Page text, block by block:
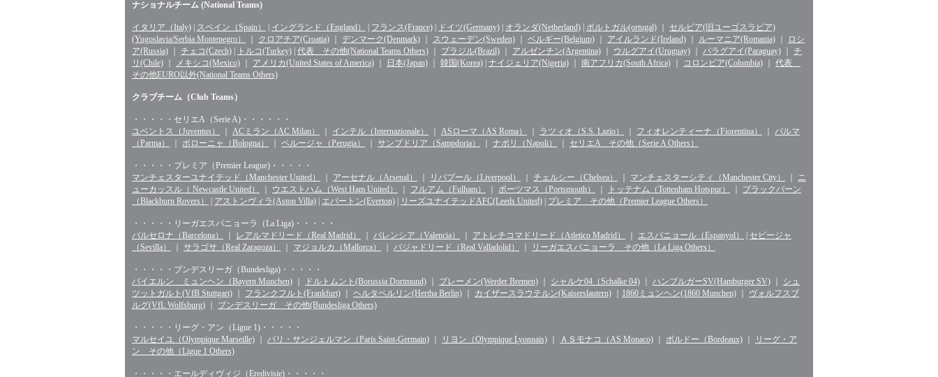
ナショナルチーム (National Teams)
イタリア（Italy) スペイン（Spain） イングランド（England） フランス(France) ドイツ(Germany) オランダ(Netherland) ポルトガル(ortugal)
セルビア(旧ユーゴスラビア)
(Yugoslavia/Serbia Montenegro）
クロアチア(Croatia) デンマーク(Denmark) スウェーデン(Sweden) ベルギー(Belgium) アイルランド(Ireland) ルーマニア(Romania)
ロシ
ア(Russia)
チェコ(Czech) トルコ(Turkey) 代表 その他(National Teams Others) ブラジル(Brazil) アルゼンチン(Argentina) ウルグアイ(Uruguay) パラグアイ(Paraguay)
チ
リ(Chile)
メキシコ(Mexico) アメリカ(United States of America) 日本(Japan) 韓国(Korea) ナイジェリア(Nigeria) 南アフリカ(South Africa) コロンビア(Columbia)
代表
その他EURO以外(National Teams Others)
クラブチーム（Club Teams）
・・・・・セリエA（Serie A)・・・・・・
ユベントス（Juventus）
ACミラン（AC Milan） インテル（Internazionale） ASローマ（AS Roma） ラツィオ（S.S. Lazio） フィオレンティーナ（Fiorentina）
パルマ
（Parma）
ボローニャ（Bologna） ペルージャ（Perugia） サンプドリア（Sampdoria） ナポリ（Napoli） セリエA その他（Serie A Others）
・・・・・プレミア（Premier League)・・・・・
マンチェスターユナイテッド（Manchester United）
アーセナル（Arsenal） リバプール（Liverpool） チェルシー（Chelsea） マンチェスターシティ（Manchester City）
ニ
ューカッスル（ Newcastle United）
ウエストハム（West Ham United） フルアム（Fulham） ポーツマス（Portsmouth） トッテナム（Tottenham Hotspur）
ブラックバーン
（Blackburn Rovers）
アストンヴィラ(Aston Villa) エバートン(Everton) リーズユナイテッドAFC(Leeds United) プレミア その他（Premier League Others）
・・・・・リーガエスパニョーラ（La Liga)・・・・・
バルセロナ（Barcelona）
レアルマドリード（Real Madrid） バレンシア（Valencia） アトレチコマドリード（Atletico Madrid） エスパニョール（Espanyol）
セビージャ
（Sevilla）
サラゴサ（Real Zaragoza） マジョルカ（Mallorca） バジャドリード（Real Valladolid） リーガエスパニョーラ その他（La Liga Others）
・・・・・ブンデスリーガ（Bundesliga)・・・・・
バイエルン ミュンヘン（Bayern Munchen)
ドルトムント(Borussia Dortmund) ブレーメン(Werder Bremen) シャルケ04（Schalke 04) ハンブルガーSV(Hamburger SV)
シュ
ツットガルト(VfB Stuttgart)
フランクフルト(Frankfurt) ヘルタベルリン(Hertha Berlin) カイザースラウテルン(Kaiserslautern) 1860ミュンヘン(1860 Munchen)
ヴォルフスブ
ルグ(VfL Wolfsburg)
ブンデスリーガ その他(Bundesliga Others)
・・・・・リーグ・アン（Ligue 1)・・・・・
マルセイユ（Olympique Marseille)
パリ・サンジェルマン（Paris Saint-Germain) リヨン（Olympique Lyonnais) ＡＳモナコ（AS Monaco) ボルドー（Bordeaux)
リーグ・ア
ン その他（Ligue 1 Others)
・・・・・エールディヴィジ（Eredivisie)・・・・・